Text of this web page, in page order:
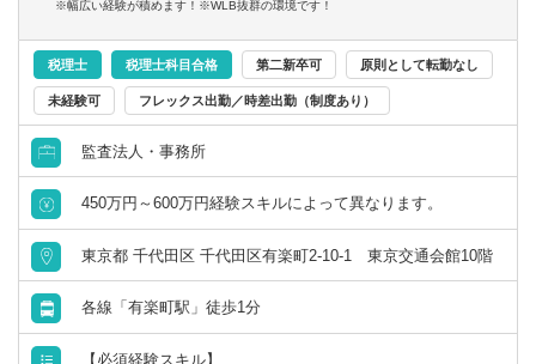
り、いきなり担当をお任せする事はないのでご安心くださ
い
※幅広い経験が積めます！※WLB抜群の環境です！
税理士 税理士科目合格 第二新卒可 原則として転勤なし
未経験可 フレックス出勤／時差出勤（制度あり）
監査法人・事務所
450万円～600万円経験スキルによって異なります。
東京都 千代田区 千代田区有楽町2-10-1 東京交通会館10階
各線「有楽町駅」徒歩1分
【必須経験スキル】